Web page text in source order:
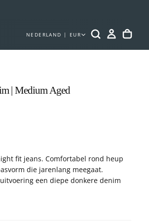
NEDERLAND | EUR
| Medium Aged
fit jeans. Comfortabel rond heup
die jarenlang meegaat.
een diepe donkere denim
met iedere garderobe. Gemaakt